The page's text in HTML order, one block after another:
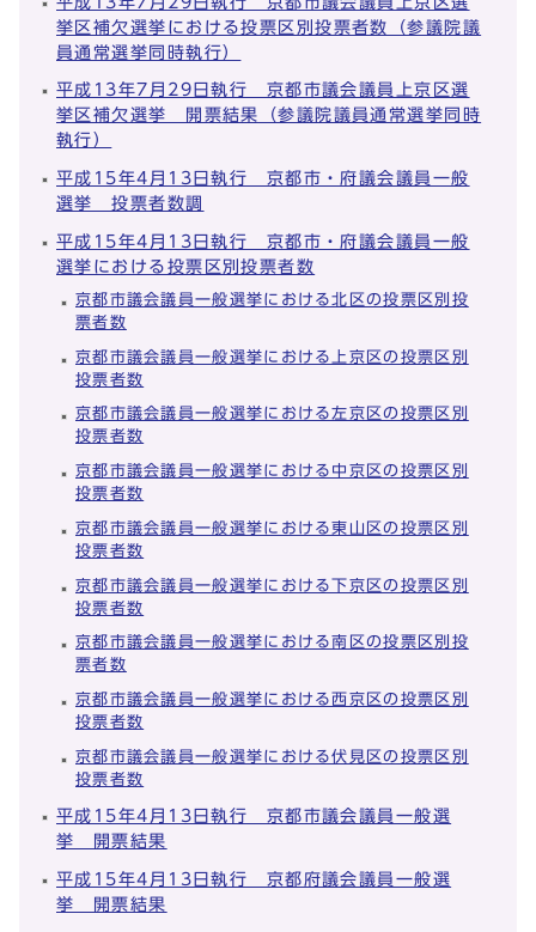
挙区補欠選挙における投票区別投票者数（参議院議
員通常選挙同時執行）
平成13年7月29日執行 京都市議会議員上京区選
挙区補欠選挙 開票結果（参議院議員通常選挙同時
執行）
平成15年4月13日執行 京都市・府議会議員一般
選挙 投票者数調
平成15年4月13日執行 京都市・府議会議員一般
選挙における投票区別投票者数
京都市議会議員一般選挙における北区の投票区別投
票者数
京都市議会議員一般選挙における上京区の投票区別
投票者数
京都市議会議員一般選挙における左京区の投票区別
投票者数
京都市議会議員一般選挙における中京区の投票区別
投票者数
京都市議会議員一般選挙における東山区の投票区別
投票者数
京都市議会議員一般選挙における下京区の投票区別
投票者数
京都市議会議員一般選挙における南区の投票区別投
票者数
京都市議会議員一般選挙における西京区の投票区別
投票者数
京都市議会議員一般選挙における伏見区の投票区別
投票者数
平成15年4月13日執行 京都市議会議員一般選
挙 開票結果
平成15年4月13日執行 京都府議会議員一般選
挙 開票結果